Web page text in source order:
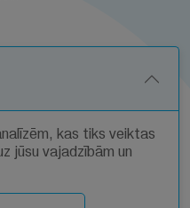
kas tiks veiktas
jūsu vajadzībām un